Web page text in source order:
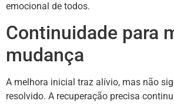
emocional de todos.
Continuidade para
mudança
A melhora inicial traz alívio, mas não
resolvido. A recuperação precisa